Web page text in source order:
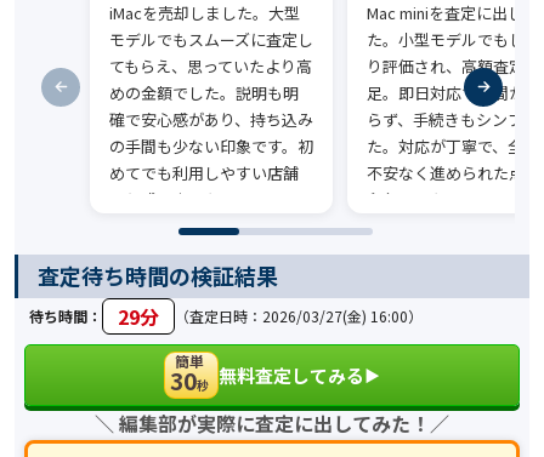
iMacを売却しました。大型
モデルでもスムーズに査定し
てもらえ、思っていたより高
めの金額でした。説明も明
確で安心感があり、持ち込み
の手間も少ない印象です。初
めてでも利用しやすい店舗
だと感じました。
Mac miniを査定に出しま
た。小型モデルでもし
り評価され、高額査定
足。即日対応で時間が
らず、手続きもシンプル
た。対応が丁寧で、全体
不安なく進められた点
印象でした。
査定待ち時間の検証結果
待ち時間： 29分 （査定日時：2026/03/27(金) 16:00）
簡単
30秒 無料査定してみる▶︎
＼ 編集部が実際に査定に出してみた！／